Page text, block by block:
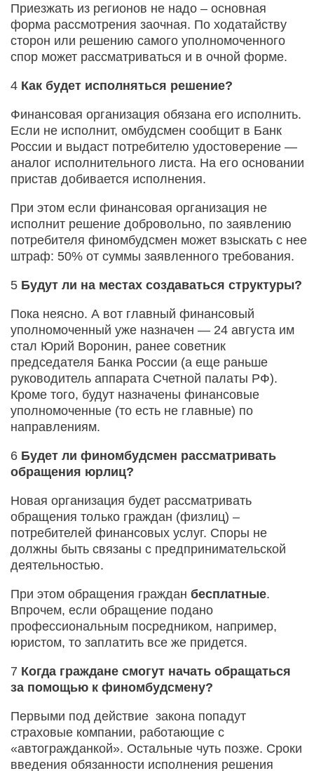
Приезжать из регионов не надо – основная
форма рассмотрения заочная. По ходатайству
сторон или решению самого уполномоченного
спор может рассматриваться и в очной форме.
4 Как будет исполняться решение?
Финансовая организация обязана его исполнить.
Если не исполнит, омбудсмен сообщит в Банк
России и выдаст потребителю удостоверение —
аналог исполнительного листа. На его основании
пристав добивается исполнения.
При этом если финансовая организация не
исполнит решение добровольно, по заявлению
потребителя финомбудсмен может взыскать с нее
штраф: 50% от суммы заявленного требования.
5 Будут ли на местах создаваться структуры?
Пока неясно. А вот главный финансовый
уполномоченный уже назначен — 24 августа им
стал Юрий Воронин, ранее советник
председателя Банка России (а еще раньше
руководитель аппарата Счетной палаты РФ).
Кроме того, будут назначены финансовые
уполномоченные (то есть не главные) по
направлениям.
6 Будет ли финомбудсмен рассматривать
обращения юрлиц?
Новая организация будет рассматривать
обращения только граждан (физлиц) –
потребителей финансовых услуг. Споры не
должны быть связаны с предпринимательской
деятельностью.
При этом обращения граждан бесплатные.
Впрочем, если обращение подано
профессиональным посредником, например,
юристом, то заплатить все же придется.
7 Когда граждане смогут начать обращаться
за помощью к финомбудсмену?
Первыми под действие закона попадут
страховые компании, работающие с
«автогражданкой». Остальные чуть позже. Сроки
введения обязанности исполнения решения